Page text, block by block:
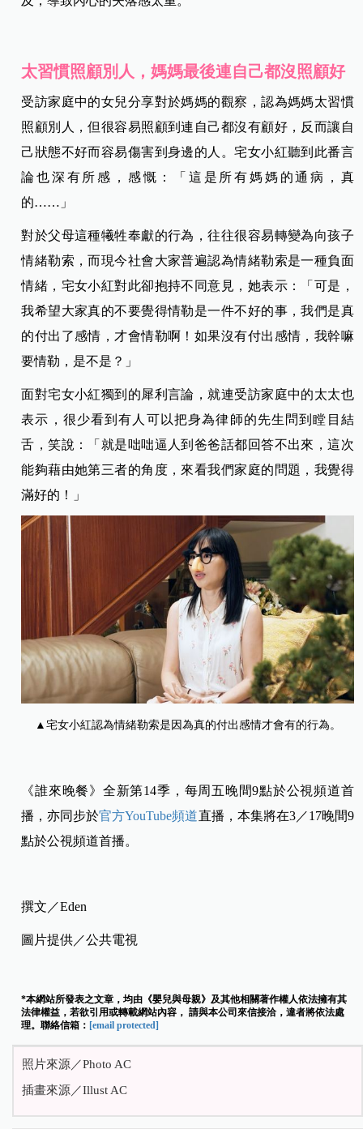
太習慣照顧別人，媽媽最後連自己都沒照顧好
受訪家庭中的女兒分享對於媽媽的觀察，認為媽媽太習慣
照顧別人，但很容易照顧到連自己都沒有顧好，反而讓自
己狀態不好而容易傷害到身邊的人。宅女小紅聽到此番言
論也深有所感，感慨：「這是所有媽媽的通病，真
的……」
對於父母這種犧牲奉獻的行為，往往很容易轉變為向孩子
情緒勒索，而現今社會大家普遍認為情緒勒索是一種負面
情緒，宅女小紅對此卻抱持不同意見，她表示：「可是，
我希望大家真的不要覺得情勒是一件不好的事，我們是真
的付出了感情，才會情勒啊！如果沒有付出感情，我幹嘛
要情勒，是不是？」
面對宅女小紅獨到的犀利言論，就連受訪家庭中的太太也
表示，很少看到有人可以把身為律師的先生問到瞠目結
舌，笑說：「就是咄咄逼人到爸爸話都回答不出來，這次
能夠藉由她第三者的角度，來看我們家庭的問題，我覺得
滿好的！」
▲宅女小紅認為情緒勒索是因為真的付出感情才會有的行為。
《誰來晚餐》全新第14季，每周五晚間9點於公視頻道首
播，亦同步於官方YouTube頻道直播，本集將在3／17晚間9
點於公視頻道首播。
撰文／Eden
圖片提供／公共電視
*本網站所發表之文章，均由《嬰兒與母親》及其他相關著作權人依法擁有其
法律權益，若欲引用或轉載網站內容， 請與本公司來信接洽，違者將依法處
理。聯絡信箱： [email protected]
照片來源／Photo AC
插畫來源／Illust AC